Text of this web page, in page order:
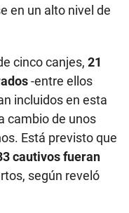
en un alto nivel de
cinco canjes, 21
-entre ellos
incluidos en esta
cambio de unos
Está previsto que
cautivos fueran
según reveló